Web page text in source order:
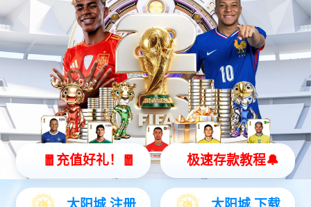
计算产品服务 终端产品服务
2025-06-18
今年会jinnianhui金字招牌A924 DS大模型一体机硬件维保服务说明书_V1.1
2025-06-18
今年会jinnianhui金字招牌服务器产品维护服务说明书
2023-01-03